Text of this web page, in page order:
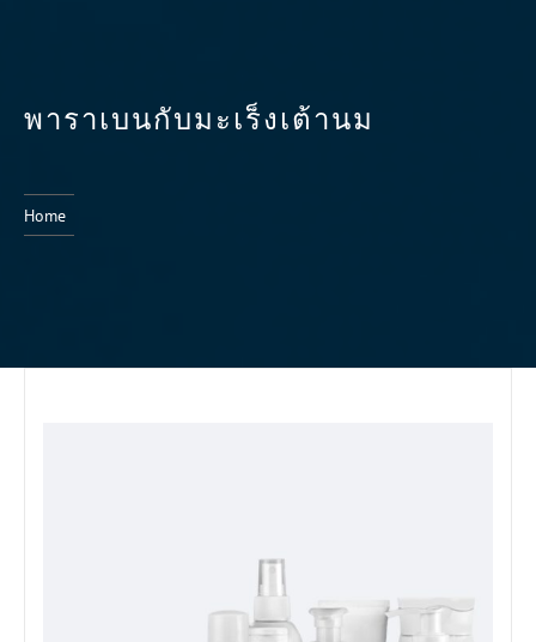
พาราเบนกับมะเร็งเต้านม
Home